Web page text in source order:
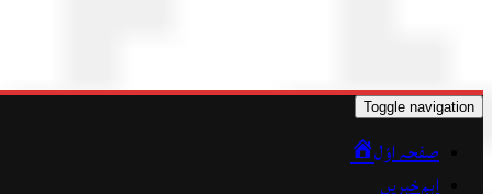
Toggle navigation
صفحہ اوّل
اہم خبریں